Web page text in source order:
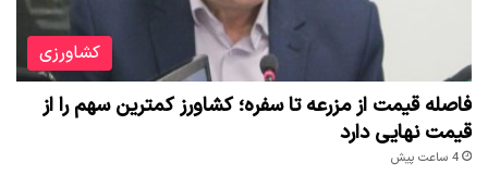
کشاورزی
فاصله قیمت از مزرعه تا سفره؛ کشاورز کمترین سهم را از
قیمت نهایی دارد
4 ساعت پیش